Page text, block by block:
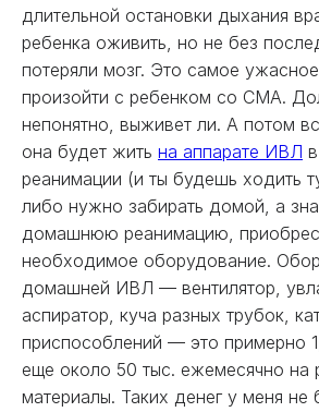
длительной остановки дыхания
ребенка оживить, но не без
потеряли мозг. Это самое
произойти с ребенком со СМА.
непонятно, выживет ли. А потом
она будет жить на аппарате ИВЛ
реанимации (и ты будешь ходить
либо нужно забирать домой, а
домашнюю реанимацию,
необходимое оборудование.
домашней ИВЛ — вентилятор,
аспиратор, куча разных трубок,
приспособлений — это примерно
еще около 50 тыс. ежемесячно на
материалы. Таких денег у меня не